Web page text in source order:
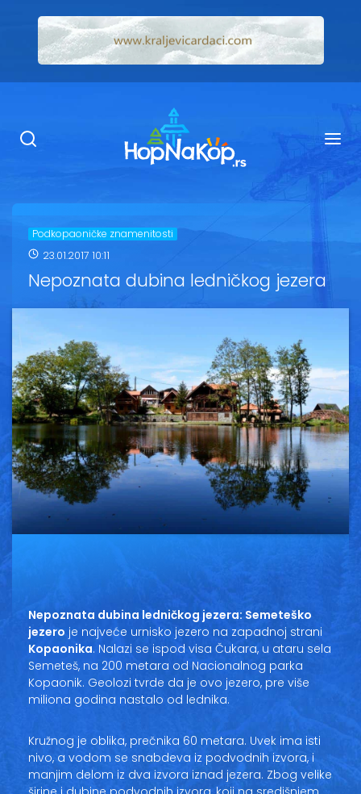
Ugostiteljstvo
Kop Info
Ski renta
Vesti
Oglasi
Galerija
Copyright© 2020
Podkopaoničke znamenitosti
23.01.2017 10:11
Nepoznata dubina ledničkog jezera
Nepoznata dubina ledničkog jezera: Semeteško
jezero je najveće urnisko jezero na zapadnoj strani
Kopaonika. Nalazi se ispod visa Čukara, u ataru sela
Semeteš, na 200 metara od Nacionalnog parka
Kopaonik. Geolozi tvrde da je ovo jezero, pre više
miliona godina nastalo od lednika.
Kružnog je oblika, prečnika 60 metara. Uvek ima isti
nivo, a vodom se snabdeva iz podvodnih izvora, i
manjim delom iz dva izvora iznad jezera. Zbog velike